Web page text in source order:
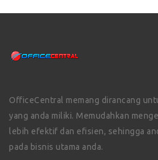
OfficeCentral memang dirancang
yang anda miliki. Memudahkan
lebih efektif dan efisien, sehingga
pada bisnis utama anda.